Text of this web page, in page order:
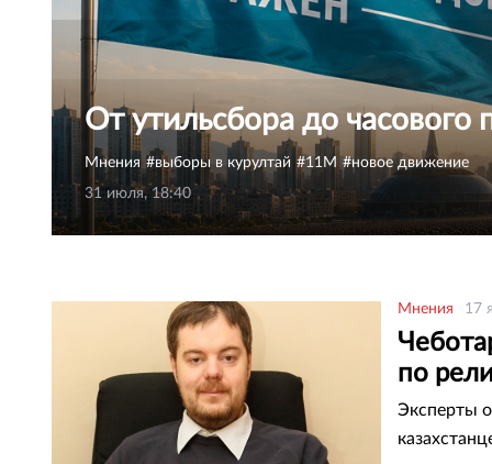
От утильсбора до часового
Мнения выборы в курултай 11М
новое движение
31 июля, 18:40
Мнения 17
по
Эксперты